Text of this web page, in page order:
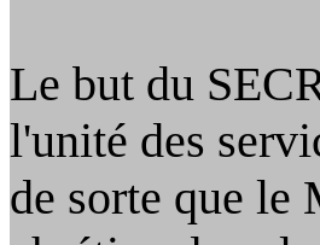
Le but du S
l'unité des
de sorte que le